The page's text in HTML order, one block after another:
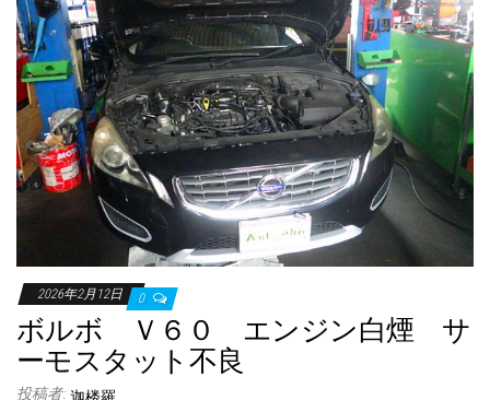
2026年2月12日 0
ボルボ Ｖ６０ エンジン白煙 サ
ーモスタット不良
投稿者: